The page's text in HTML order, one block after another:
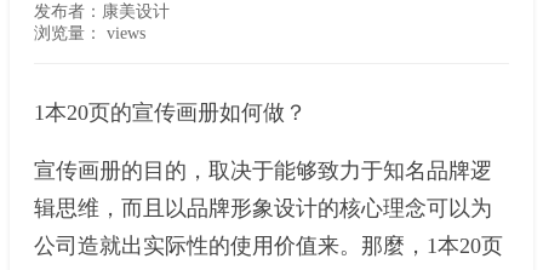
发布者：康美设计
浏览量： views
1本20页的宣传画册如何做？
宣传画册的目的，取决于能够致力于知名品牌逻
辑思维，而且以品牌形象设计的核心理念可以为
公司造就出实际性的使用价值来。那麼，1本20页